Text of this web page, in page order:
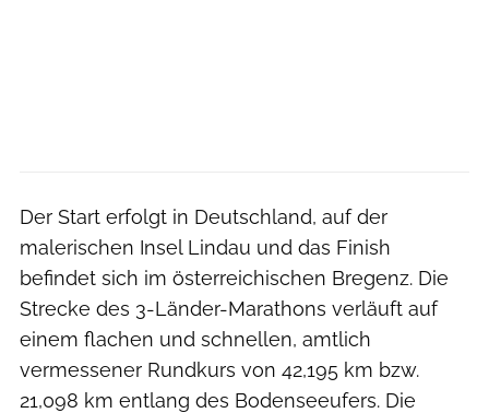
Der Start erfolgt in Deutschland, auf der
malerischen Insel Lindau und das Finish
befindet sich im österreichischen Bregenz. Die
Strecke des 3-Länder-Marathons verläuft auf
einem flachen und schnellen, amtlich
vermessener Rundkurs von 42,195 km bzw.
21,098 km entlang des Bodenseeufers. Die